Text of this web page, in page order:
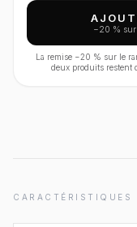
−20 %
La remise −20 % sur le
deux produits restent
CARACTÉRISTIQUES